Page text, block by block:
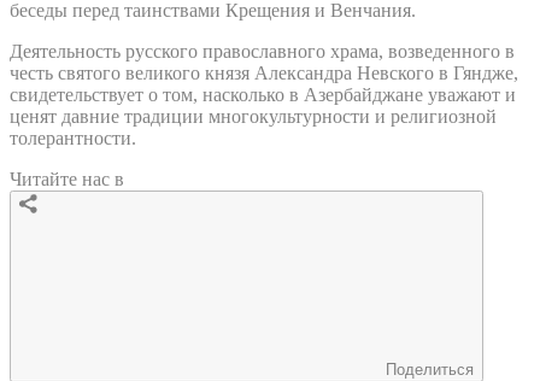
беседы перед таинствами Крещения и Венчания.
Деятельность русского православного храма, возведенного в
честь святого великого князя Александра Невского в Гяндже,
свидетельствует о том, насколько в Азербайджане уважают и
ценят давние традиции многокультурности и религиозной
толерантности.
Читайте нас в
Поделиться